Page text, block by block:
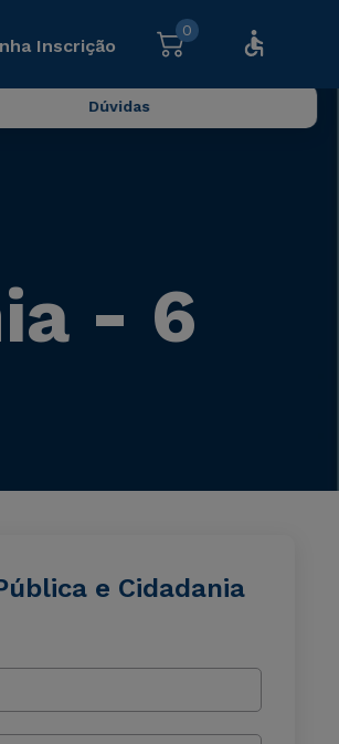
Inscrição
0
Dúvidas
- 6
e Cidadania